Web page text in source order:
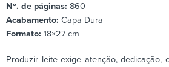
Nº. de páginas: 860
Acabamento: Capa Dura
Formato: 18×27 cm
Produzir leite exige atenção, dedicação,